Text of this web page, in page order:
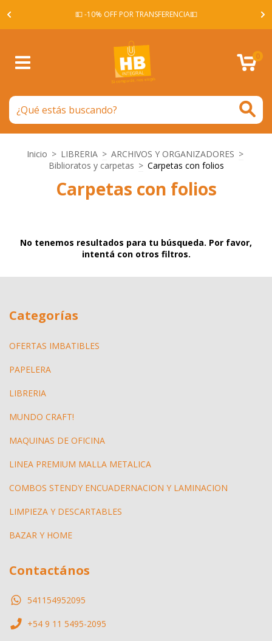
💵 -10% OFF POR TRANSFERENCIA💵
0
Inicio > LIBRERIA > ARCHIVOS Y ORGANIZADORES >
Biblioratos y carpetas > Carpetas con folios
Carpetas con folios
No tenemos resultados para tu búsqueda. Por favor,
intentá con otros filtros.
Categorías
OFERTAS IMBATIBLES
PAPELERA
LIBRERIA
MUNDO CRAFT!
MAQUINAS DE OFICINA
LINEA PREMIUM MALLA METALICA
COMBOS STENDY ENCUADERNACION Y LAMINACION
LIMPIEZA Y DESCARTABLES
BAZAR Y HOME
Contactános
541154952095
+54 9 11 5495-2095